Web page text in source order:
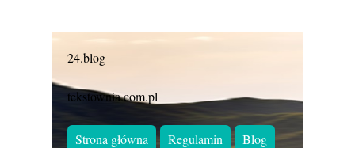
24.blog
tekstownia.com.pl
Strona główna Regulamin
Blog